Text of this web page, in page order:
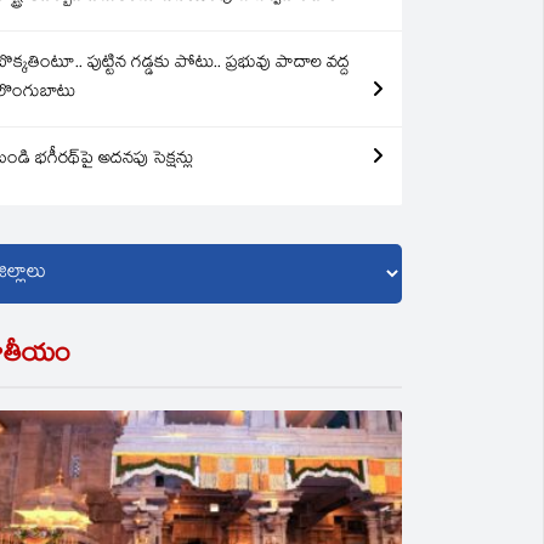
పుట్టిన గడ్డకు పోటు.. ప్రభువు పాదాల వద్ద
భగీరథ్‌పై అదనపు సెక్షన్లు